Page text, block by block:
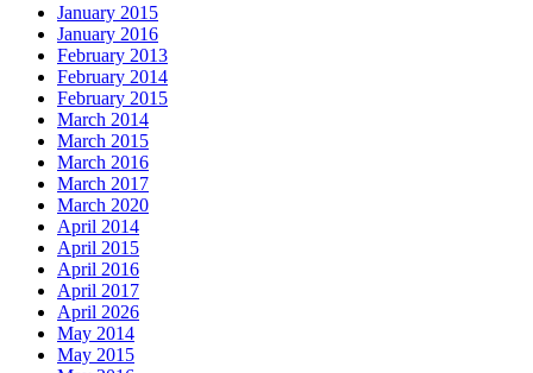
January 2015
January 2016
February 2013
February 2014
February 2015
March 2014
March 2015
March 2016
March 2017
March 2020
April 2014
April 2015
April 2016
April 2017
April 2026
May 2014
May 2015